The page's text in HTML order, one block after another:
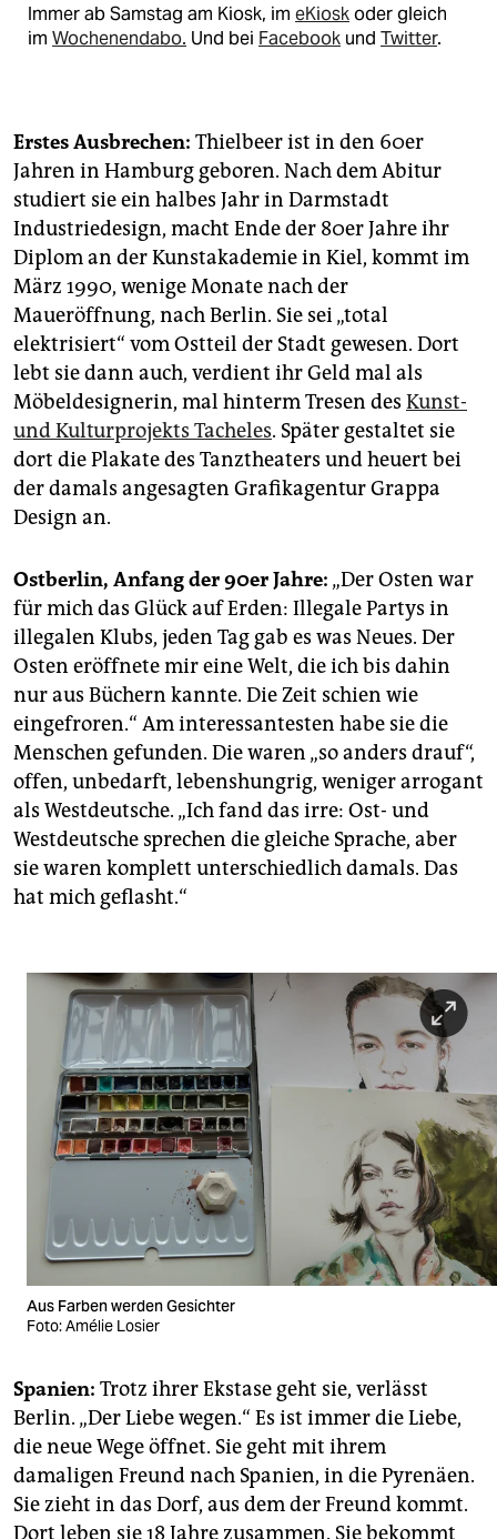
Immer ab Samstag am Kiosk, im eKioskoder gleich
im Wochenendabo. Und bei Facebook und Twitter.
Erstes Ausbrechen: Thielbeer ist in den 60er
Jahren in Hamburg geboren. Nach dem Abitur
studiert sie ein halbes Jahr in Darmstadt
Industriedesign, macht Ende der 80er Jahre ihr
Diplom an der Kunstakademie in Kiel, kommt im
März 1990, wenige Monate nach der
Maueröffnung, nach Berlin. Sie sei „total
elektrisiert“ vom Ostteil der Stadt gewesen. Dort
lebt sie dann auch, verdient ihr Geld mal als
Möbeldesignerin, mal hinterm Tresen des Kunst-
und Kulturprojekts Tacheles. Später gestaltet sie
dort die Plakate des Tanztheaters und heuert bei
der damals angesagten Grafikagentur Grappa
Design an.
Ostberlin, Anfang der 90er Jahre: „Der Osten war
für mich das Glück auf Erden: Illegale Partys in
illegalen Klubs, jeden Tag gab es was Neues. Der
Osten eröffnete mir eine Welt, die ich bis dahin
nur aus Büchern kannte. Die Zeit schien wie
eingefroren.“ Am interessantesten habe sie die
Menschen gefunden. Die waren „so anders drauf“,
offen, unbedarft, lebenshungrig, weniger arrogant
als Westdeutsche. „Ich fand das irre: Ost- und
Westdeutsche sprechen die gleiche Sprache, aber
sie waren komplett unterschiedlich damals. Das
hat mich geflasht.“
Aus Farben werden Gesichter
Foto: Amélie Losier
Spanien: Trotz ihrer Ekstase geht sie, verlässt
Berlin. „Der Liebe wegen.“ Es ist immer die Liebe,
die neue Wege öffnet. Sie geht mit ihrem
damaligen Freund nach Spanien, in die Pyrenäen.
Sie zieht in das Dorf, aus dem der Freund kommt.
Dort leben sie 18 Jahre zusammen. Sie bekommt